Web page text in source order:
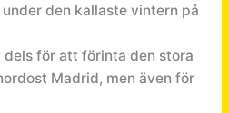
den kallaste vintern på
för att förinta den stora
Madrid, men även för